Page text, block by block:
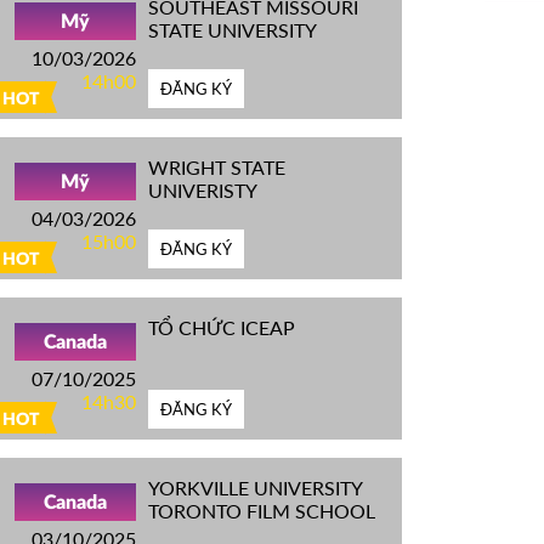
HOT
Mỹ
10/03/2026
14h00
SOUTHEAST MISSOURI
STATE UNIVERSITY
ĐĂNG KÝ
HOT
Mỹ
04/03/2026
15h00
WRIGHT STATE
UNIVERISTY
ĐĂNG KÝ
HOT
Canada
07/10/2025
14h30
TỔ CHỨC ICEAP
ĐĂNG KÝ
Canada
03/10/2025
YORKVILLE UNIVERSITY
TORONTO FILM SCHOOL